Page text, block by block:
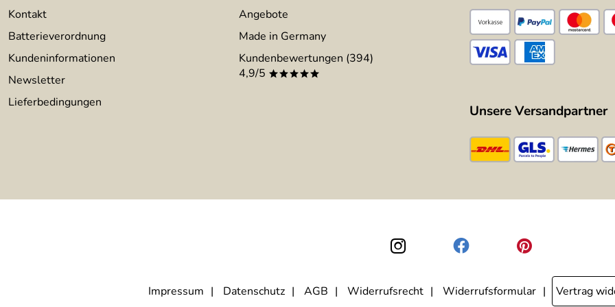
Kontakt
Batterieverordnung
Kundeninformationen
Newsletter
Lieferbedingungen
Angebote
Made in Germany
Kundenbewertungen (394)
4,9/5 *****
Unsere Versandpartner
Impressum Datenschutz AGB Widerrufsrecht Widerrufsformular Vertrag